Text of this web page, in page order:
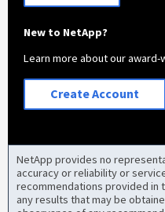
New to NetApp?
Learn more about our
Create Account
NetApp provides no
accuracy or reliability or
recommendations provided in
any results that may be